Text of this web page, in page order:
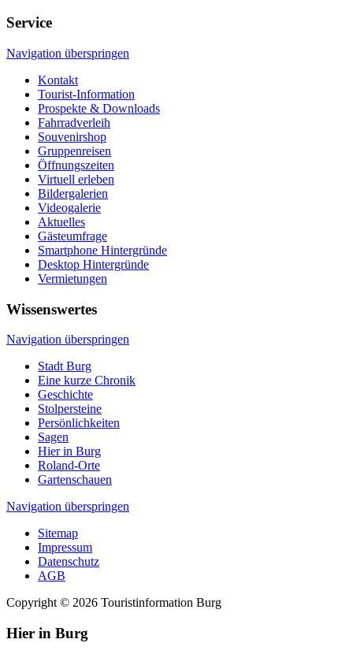
Service
Navigation überspringen
Kontakt
Tourist-Information
Prospekte & Downloads
Fahrradverleih
Souvenirshop
Gruppenreisen
Öffnungszeiten
Virtuell erleben
Bildergalerien
Videogalerie
Aktuelles
Gästeumfrage
Smartphone Hintergründe
Desktop Hintergründe
Vermietungen
Wissenswertes
Navigation überspringen
Stadt Burg
Eine kurze Chronik
Geschichte
Stolpersteine
Persönlichkeiten
Sagen
Hier in Burg
Roland-Orte
Gartenschauen
Navigation überspringen
Sitemap
Impressum
Datenschutz
AGB
Copyright © 2026 Touristinformation Burg
Hier in Burg